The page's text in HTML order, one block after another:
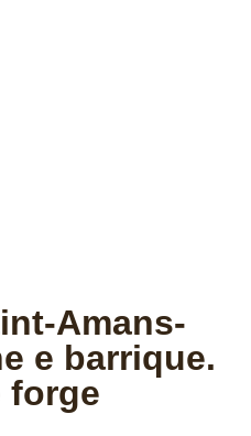
Amans-
e barrique.
forge